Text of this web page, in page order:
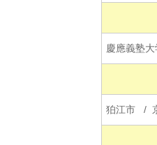
慶應義塾
狛江市 /